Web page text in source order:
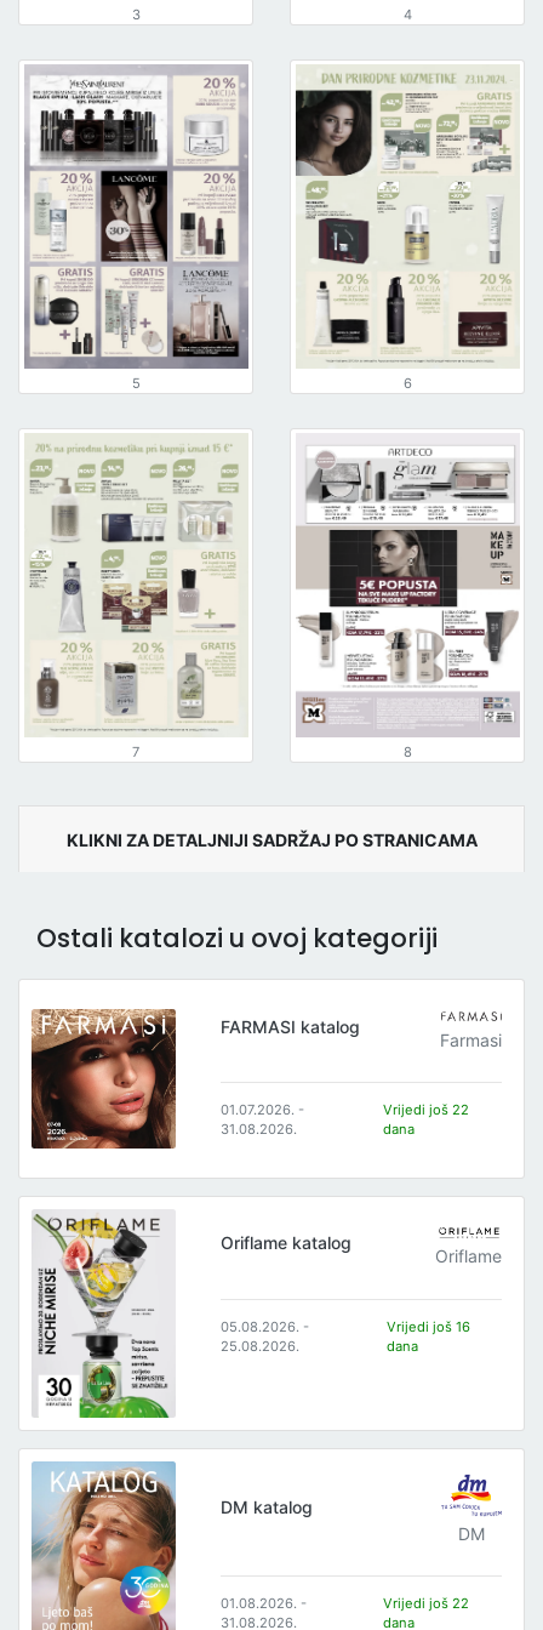
3 4
5 6
7 8
KLIKNI ZA DETALJNIJI SADRŽAJ PO STRANICAMA
Ostali katalozi u ovoj kategoriji
FARMASI katalog
Farmasi
01.07.2026. -
31.08.2026.
Vrijedi još 22
dana
Oriflame katalog
Oriflame
05.08.2026. -
25.08.2026.
Vrijedi još 16
dana
DM katalog
DM
01.08.2026. -
31.08.2026.
Vrijedi još 22
dana